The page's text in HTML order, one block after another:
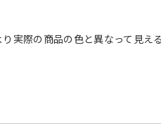
実際の商品の色と異なって見え